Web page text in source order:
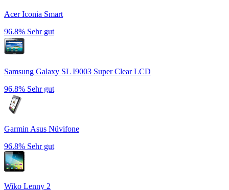
Acer Iconia Smart
96.8% Sehr gut
Samsung Galaxy SL I9003 Super Clear LCD
96.8% Sehr gut
Garmin Asus Nüvifone
96.8% Sehr gut
Wiko Lenny 2